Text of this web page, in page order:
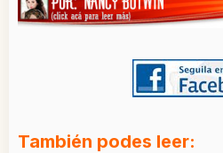
También podes leer: